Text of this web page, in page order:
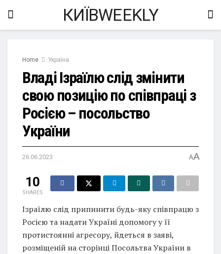
КИЇВWEEKLY
Home Україна
Владі Ізраїлю слід змінити
свою позицію по співпраці з
Росією – посольство
України
26.06.2023 AA
10
SHARES
Ізраїлю слід припинити будь-яку співпрацю з
Росією та надати Україні допомогу у її
протистоянні агресору, йдеться в заяві,
розміщеній на сторінці Посольтва України в